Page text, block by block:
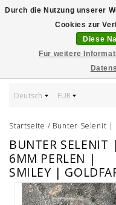
Deutsch EUR
Startseite / Bunter Selenit |
BUNTER SELENIT |
6MM PERLEN |
SMILEY |
Durch die Nutzung unserer
Cookies zur
Diese
Für weitere